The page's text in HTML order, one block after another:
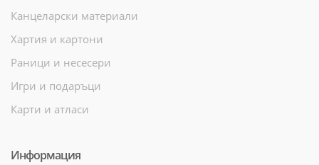
Канцеларски материали
Хартия и картони
Раници и несесери
Игри и подаръци
Карти и атласи
Информация